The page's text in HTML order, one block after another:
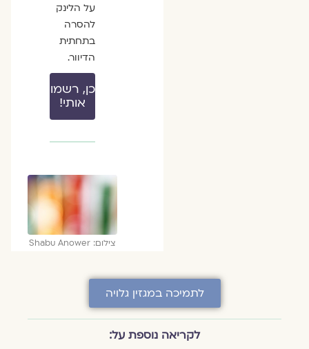
על הלינק
להסרה
בתחתית
הדיוור.
כן, רשמו
אותי!
צילום: Shabu Anower
לתמיכה במגזין גלויה
לקריאה נוספת על: